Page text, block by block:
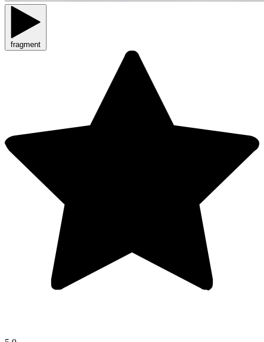
fragment